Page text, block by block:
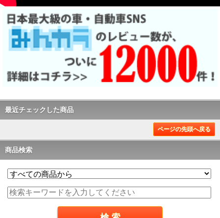
最近チェックした商品
ページの先頭へ戻る
商品検索